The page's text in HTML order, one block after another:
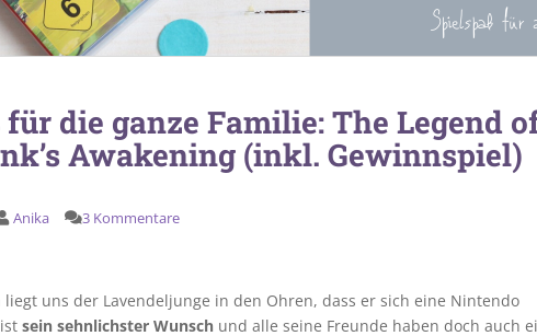
die ganze Familie: The Legend
Awakening (inkl. Gewinnspiel)
Anika 3 Kommentare
liegt uns der Lavendeljunge in den Ohren, dass er sich eine Nintendo
sein sehnlichster Wunsch und alle seine Freunde haben doch auch